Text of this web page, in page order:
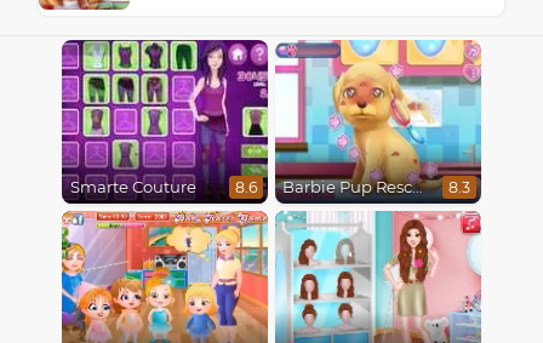
Smarte Couture 8.6 Barbie Pup Rescue 8.3